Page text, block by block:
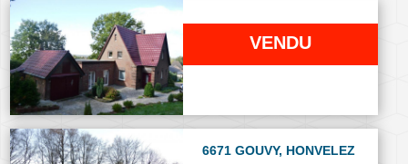
VENDU
6671 GOUVY, HONVELEZ